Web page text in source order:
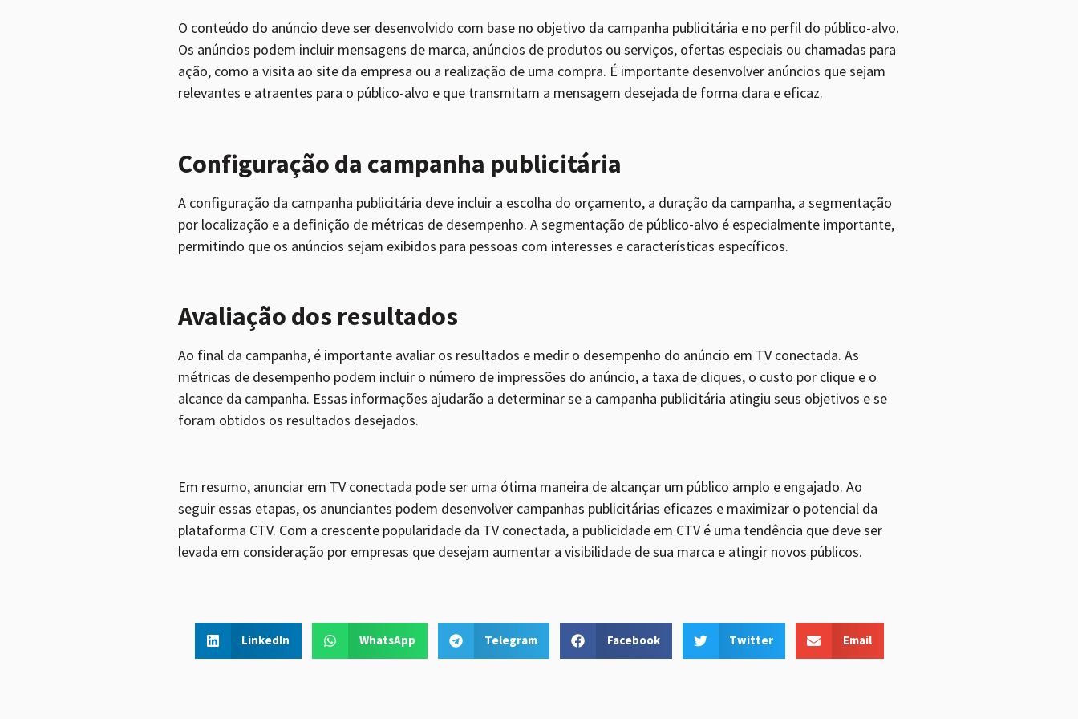
O conteúdo do anúncio deve ser desenvolvido com base no objetivo da campanha publicitária e no perfil do público-alvo.
Os anúncios podem incluir mensagens de marca, anúncios de produtos ou serviços, ofertas especiais ou chamadas para
ação, como a visita ao site da empresa ou a realização de uma compra. É importante desenvolver anúncios que sejam
relevantes e atraentes para o público-alvo e que transmitam a mensagem desejada de forma clara e eficaz.
Configuração da campanha publicitária
A configuração da campanha publicitária deve incluir a escolha do orçamento, a duração da campanha, a segmentação
por localização e a definição de métricas de desempenho. A segmentação de público-alvo é especialmente importante,
permitindo que os anúncios sejam exibidos para pessoas com interesses e características específicos.
Avaliação dos resultados
Ao final da campanha, é importante avaliar os resultados e medir o desempenho do anúncio em TV conectada. As
métricas de desempenho podem incluir o número de impressões do anúncio, a taxa de cliques, o custo por clique e o
alcance da campanha. Essas informações ajudarão a determinar se a campanha publicitária atingiu seus objetivos e se
foram obtidos os resultados desejados.
Em resumo, anunciar em TV conectada pode ser uma ótima maneira de alcançar um público amplo e engajado. Ao
seguir essas etapas, os anunciantes podem desenvolver campanhas publicitárias eficazes e maximizar o potencial da
plataforma CTV. Com a crescente popularidade da TV conectada, a publicidade em CTV é uma tendência que deve ser
levada em consideração por empresas que desejam aumentar a visibilidade de sua marca e atingir novos públicos.
LinkedIn WhatsApp Telegram Facebook Twitter Email